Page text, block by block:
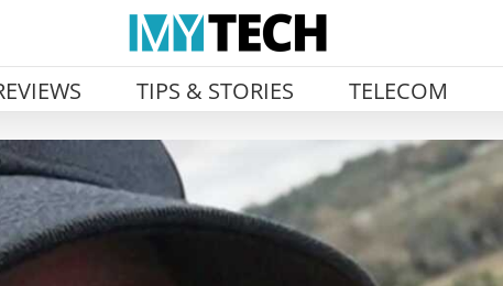
TIPS & STORIES TELECOM